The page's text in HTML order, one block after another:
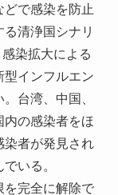
で感染を防止
清浄国シナリ
染拡大による
型インフルエン
台湾、中国、
の感染者をほ
染者が発見され
いる。
を完全に解除で